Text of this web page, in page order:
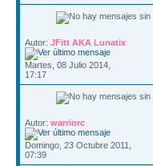
Autor: JFitt AKA Lunatix
Martes, 08 Julio 2014,
17:17
Autor: warriorc
Domingo, 23 Octubre 2011,
07:39